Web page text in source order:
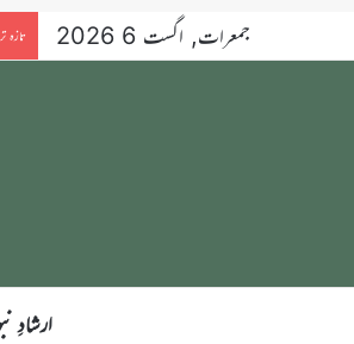
جمعرات, اگست 6 2026 تازہ
ارشادِ